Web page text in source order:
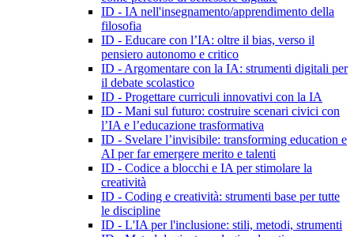
ID - IA nell'insegnamento/apprendimento della
filosofia
ID - Educare con l’IA: oltre il bias, verso il
pensiero autonomo e critico
ID - Argomentare con la IA: strumenti digitali per
il debate scolastico
ID - Progettare curriculi innovativi con la IA
ID - Mani sul futuro: costruire scenari civici con
l’IA e l’educazione trasformativa
ID - Svelare l’invisibile: transforming education e
AI per far emergere merito e talenti
ID - Codice a blocchi e IA per stimolare la
creatività
ID - Coding e creatività: strumenti base per tutte
le discipline
ID - L'IA per l'inclusione: stili, metodi, strumenti